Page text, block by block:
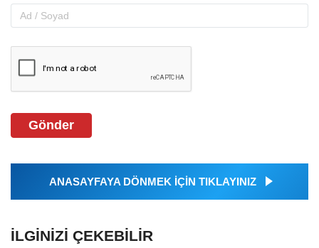
Gönder
ANASAYFAYA DÖNMEK İÇİN TIKLAYINIZ
İLGINIZI ÇEKEBILIR